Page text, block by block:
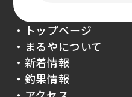
・トップページ
・まるやについて
・新着情報
・釣果情報